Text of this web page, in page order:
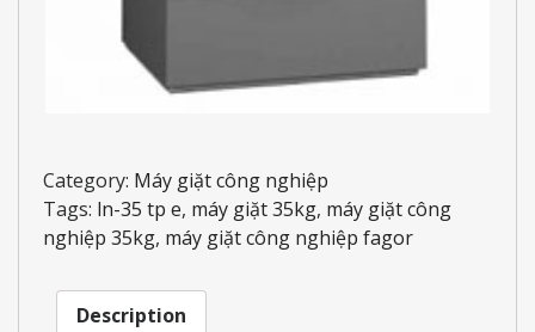
Category: Máy giặt công nghiệp
Tags: ln-35 tp e, máy giặt 35kg, máy giặt công
nghiệp 35kg, máy giặt công nghiệp fagor
Description